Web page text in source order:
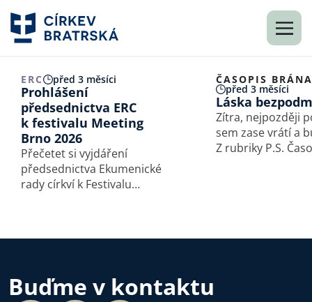
ERC před 3 měsíci
Prohlášení
předsednictva ERC
k festivalu Meeting
Brno 2026
Přečetet si vyjdáření
předsednictva Ekumenické
rady církví k Festivalu
ČASOPIS BRÁNA
před 3 měsíci
Láska
Zítra, nejpozději
sem zase vrátí a
Z rubriky P.S.
Buďme v kontaktu